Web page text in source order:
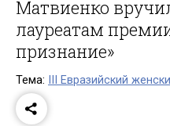
Матвиенко
лауреатам
признание»
Тема: III Евразийский